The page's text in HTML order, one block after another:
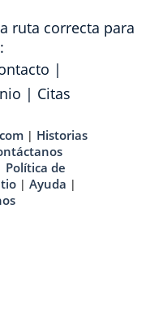
ruta correcta para
|
| Citas
| Historias
Política de
| Ayuda |